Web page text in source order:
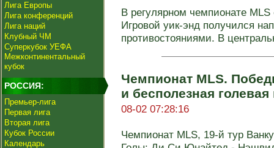
Лига Европы
Лига конференций
Лига наций
Клубный ЧМ
Суперкубок УЕФА
Межконтинентальный
кубок
РОССИЯ:
Премьер-лига
Первая лига
Вторая лига
Кубок России
Календарь
В регулярном чемпионате
Игровой уик-энд получился
противостояниями. В
Чемпионат MLS.
и бесполезная
08-02 07:28:16
Чемпионат MLS, 19-й тур